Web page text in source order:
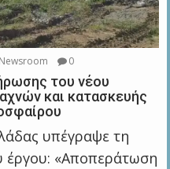
0
του νέου
και κατασκευής
υπέγραψε τη
έργου: «Αποπεράτωση